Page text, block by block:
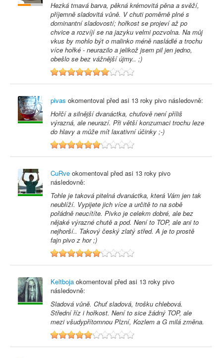
Hezká tmavá barva, pěkná krémovitá pěna a svěží,
příjemně sladovitá vůně. V chuti poměrně plné s
dominantní sladovostí; hořkost se projeví až po
chvice a rozvíjí se na jazyku velmi pozvolna. Na můj
vkus by mohlo být o malinko méně nasládlé a trochu
více hořké - neurazilo a jelikož jsem pil jen jedno,
obešlo se bez vážnější újmy.. ;)
7
pivas okomentoval před asi 13 roky pivo následovně:
Hořčí a silnější dvanáctka, chuťově není příliš
výrazná, ale neurazí. Při větší konzumaci trochu leze
do hlavy a může mít laxativní účinky ;-)
6
CuRve okomentoval před asi 13 roky pivo
následovně:
Tohle je taková pitelná dvanáctka, která Vám jen tak
neublíží. Vypijete jich více a určitě to na sobě
pořádně neucítíte. Pivko je celekm dobré, ale bez
nějaké výrazné chutě a pod. Není to TOP, ale ani to
nejhorší.. Takový český zlatý střed. A je to prostě
fajn pivo z hor ;)
6
Keltboja okomentoval před asi 13 roky pivo
následovně:
Sladová vůně. Chuť sladová, trošku chlebová.
Střední říz i hořkost. Není to sice žádný TOP, ale
mezi všudypřítomnou Plzní, Kozlem a G milá změna.
5